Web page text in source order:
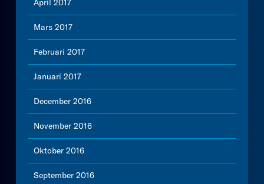
April 2017
Mars 2017
Februari 2017
Januari 2017
December 2016
November 2016
Oktober 2016
September 2016